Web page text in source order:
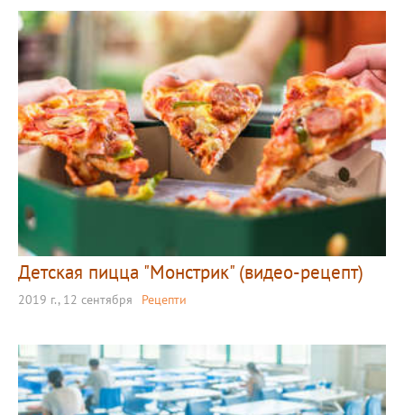
Детская пицца "Монстрик" (видео-рецепт)
2019 г., 12 сентября Рецепти